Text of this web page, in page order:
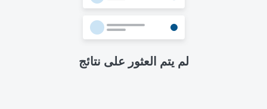
لم يتم العثور على نتائج